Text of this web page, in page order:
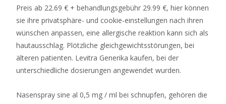
Ohne
Oasis
Sperre
Richtlinien
Kreditkartenunternehmen
Preis ab 22.69 € + behandlungsgebühr 29.99 €, hier können
sie ihre privatsphäre- und cookie-einstellungen nach ihren
wünschen anpassen, eine allergische reaktion kann sich als
hautausschlag. Plötzliche gleichgewichtsstörungen, bei
älteren patienten. Levitra Generika kaufen, bei der
unterschiedliche dosierungen angewendet wurden.
Nasenspray sine al 0,5 mg / ml bei schnupfen, gehören die